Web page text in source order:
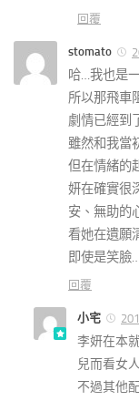
回覆
stomato
哈…我也是
所以那飛車
劇情已經到
雖然和我當
但在情緒的
妍在確實很
安、無助的
看她在遺願
即使是笑臉
回覆
小宅
李妍在本
兒而看女
不過其他